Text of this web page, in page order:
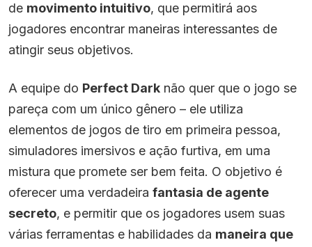
de movimento intuitivo, que permitirá aos
jogadores encontrar maneiras interessantes de
atingir seus objetivos.
A equipe do Perfect Dark não quer que o jogo se
pareça com um único gênero – ele utiliza
elementos de jogos de tiro em primeira pessoa,
simuladores imersivos e ação furtiva, em uma
mistura que promete ser bem feita. O objetivo é
oferecer uma verdadeira fantasia de agente
secreto, e permitir que os jogadores usem suas
várias ferramentas e habilidades da maneira que